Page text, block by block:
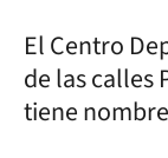
El Centro
de las calles
tiene